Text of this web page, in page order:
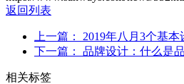
返回列表
上一篇： 2019年八月3个基
下一篇： 品牌设计：什么是
相关标签